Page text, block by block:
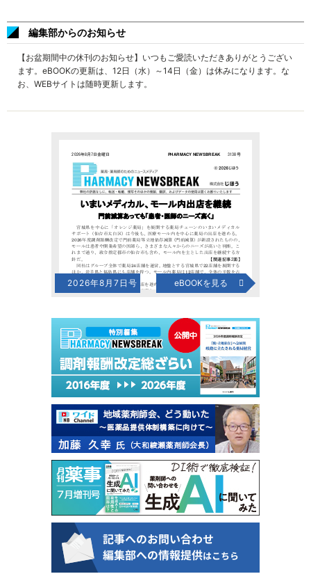
編集部からのお知らせ
【お盆期間中の休刊のお知らせ】いつもご愛読いただきありがとうござい
ます。eBOOKの更新は、12日（水）～14日（金）は休みになります。な
お、WEBサイトは随時更新します。
2026年8月7日号 eBOOKを見る